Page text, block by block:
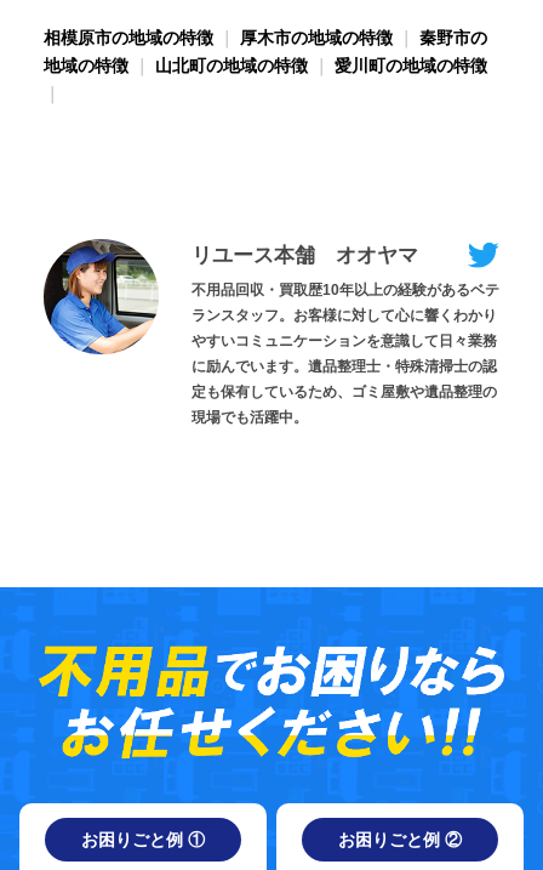
相模原市の地域の特徴｜ 厚木市の地域の特徴｜ 秦野市の
地域の特徴｜ 山北町の地域の特徴｜ 愛川町の地域の特徴
リユース本舗 オオヤマ
不用品回収・買取歴10年以上の経験があるベテ
ランスタッフ。お客様に対して心に響くわかり
やすいコミュニケーションを意識して日々業務
に励んでいます。遺品整理士・特殊清掃士の認
定も保有しているため、ゴミ屋敷や遺品整理の
現場でも活躍中。
お困りごと例 ① お困りごと例 ②